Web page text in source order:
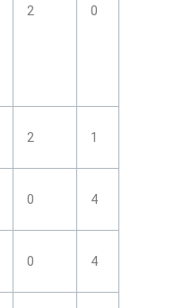
2 0
2 1
0 4
0 4